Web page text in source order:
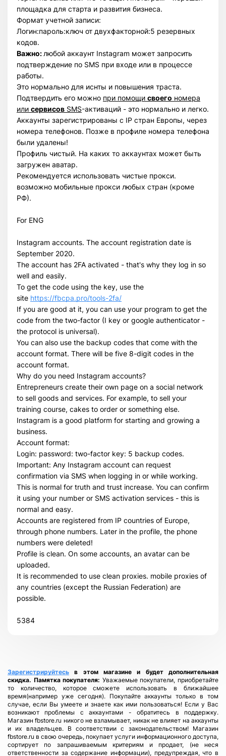
площадка для старта и развития бизнеса.
Формат учетной записи:
Логин:пароль:ключ от двухфакторной:5 резервных
кодов.
Важно: любой аккаунт Instagram может запросить
подтверждение по SMS при входе или в процессе
работы.
Это нормально для иснты и повышения траста.
Подтвердить его можно при помощи своего номера
или сервисов SMS-активаций - это нормально и легко.
Аккаунты зарегистрированы с IP стран Европы, через
номера телефонов. Позже в профиле номера телефона
были удалены!
Профиль чистый. На каких то аккаунтах может быть
загружен аватар.
Рекомендуется использовать чистые прокси.
возможно мобильные прокси любых стран (кроме
РФ).
For ENG
Instagram accounts. The account registration date is
September 2020.
The account has 2FA activated - that's why they log in so
well and easily.
To get the code using the key, use the
site https://fbcpa.pro/tools-2fa/
If you are good at it, you can use your program to get the
code from the two-factor (I key or google authenticator -
the protocol is universal).
You can also use the backup codes that come with the
account format. There will be five 8-digit codes in the
account format.
Why do you need Instagram accounts?
Entrepreneurs create their own page on a social network
to sell goods and services. For example, to sell your
training course, cakes to order or something else.
Instagram is a good platform for starting and growing a
business.
Account format:
Login: password: two-factor key: 5 backup codes.
Important: Any Instagram account can request
confirmation via SMS when logging in or while working.
This is normal for truth and trust increase. You can confirm
it using your number or SMS activation services - this is
normal and easy.
Accounts are registered from IP countries of Europe,
through phone numbers. Later in the profile, the phone
numbers were deleted!
Profile is clean. On some accounts, an avatar can be
uploaded.
It is recommended to use clean proxies. mobile proxies of
any countries (except the Russian Federation) are
possible.
5384
Зарегистрируйтесь
в этом магазине и будет дополнительная
скидка. Памятка покупателя: Уважаемые покупатели, приобретайте
то количество, которое сможете использовать в ближайшее
время(например уже сегодня). Покупайте аккаунты только в том
случае, если Вы умеете и знаете как ими пользоваться! Если у Вас
возникают проблемы с аккаунтами - обратитесь в поддержку.
Магазин fbstore.ru никого не взламывает, никак не влияет на аккаунты
и их владельцев. В соответствии с законодательством! Магазин
fbstore.ru в свою очередь, покупает услуги информационного доступа,
сортирует по запрашиваемым критериям и продает, (не неся
ответственности за содержание информации), предупреждая, что в
Всего позиций в корзине
Всего товара в корзине
(шт)
Сумма к оплате (без скидок)